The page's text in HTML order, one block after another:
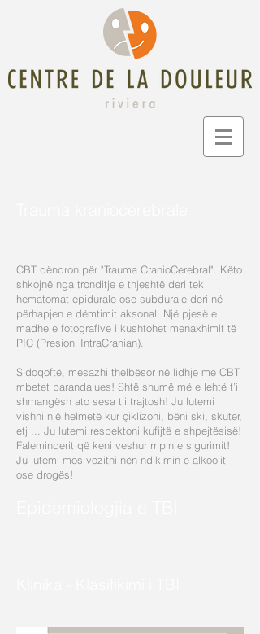
CBT qëndron për "Trauma CranioCerebral". Këto
shkojnë nga tronditje e thjeshtë deri tek
hematomat epidurale ose subdurale deri në
përhapjen e dëmtimit aksonal. Një pjesë e
madhe e fotografive i kushtohet menaxhimit të
PIC (Presioni IntraCranian).
Sidoqoftë, mesazhi thelbësor në lidhje me CBT
mbetet parandalues! Shtë shumë më e lehtë t’i
shmangësh ato sesa t’i trajtosh! Ju lutemi
vishni një helmetë kur çiklizoni, bëni ski, skuter,
etj ... Ju lutemi respektoni kufijtë e shpejtësisë!
Faleminderit që keni veshur rripin e sigurimit!
Ju lutemi mos vozitni nën ndikimin e alkoolit
ose drogës!